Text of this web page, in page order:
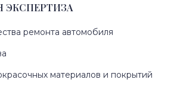
ЭКСПЕРТИЗА
ремонта автомобиля
материалов и покрытий